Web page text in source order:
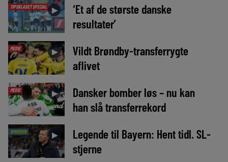
TIPSBLADET SPECIAL ►
‘Et af de største danske
resultater’
MEDIE ►
Vildt Brøndby-transferrygte
aflivet
MEDIE ►
Dansker bomber løs – nu kan
han slå transferrekord
NYHEDER ►
Legende til Bayern: Hent tidl. SL-
stjerne